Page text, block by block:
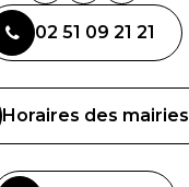
le
compte
le
compte
la
chaîne
02 51 09 21 21
Horaires des mairies